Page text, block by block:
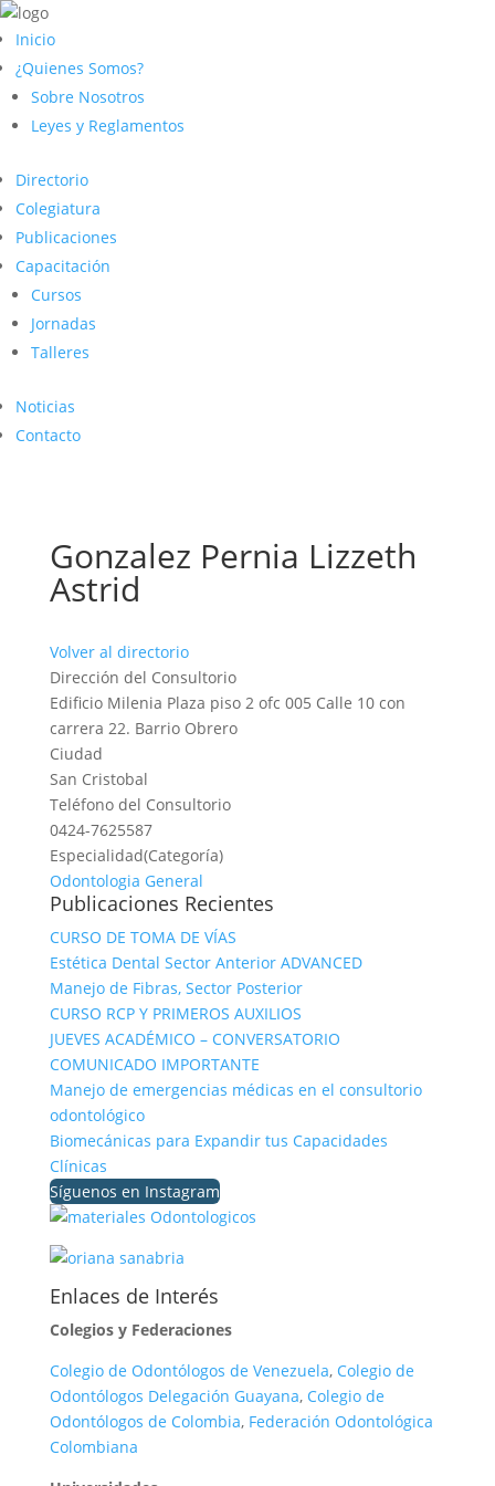
Inicio
¿Quienes Somos?
Sobre Nosotros
Leyes y Reglamentos
Directorio
Colegiatura
Publicaciones
Capacitación
Cursos
Jornadas
Talleres
Noticias
Contacto
Gonzalez Pernia Lizzeth
Astrid
Volver al directorio
Dirección del Consultorio
Edificio Milenia Plaza piso 2 ofc 005 Calle 10 con
carrera 22. Barrio Obrero
Ciudad
San Cristobal
Teléfono del Consultorio
0424-7625587
Especialidad(Categoría)
Odontologia General
Publicaciones Recientes
CURSO DE TOMA DE VÍAS
Estética Dental Sector Anterior ADVANCED
Manejo de Fibras, Sector Posterior
CURSO RCP Y PRIMEROS AUXILIOS
JUEVES ACADÉMICO – CONVERSATORIO
COMUNICADO IMPORTANTE
Manejo de emergencias médicas en el consultorio
odontológico
Biomecánicas para Expandir tus Capacidades
Clínicas
Síguenos en Instagram
Enlaces de Interés
Colegios y Federaciones
Colegio de Odontólogos de Venezuela, Colegio de
Odontólogos Delegación Guayana, Colegio de
Odontólogos de Colombia, Federación Odontológica
Colombiana